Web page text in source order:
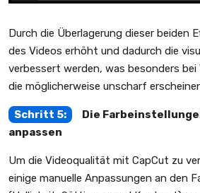
Durch die Überlagerung dieser beiden
des Videos erhöht und dadurch die
verbessert werden, was besonders
die möglicherweise unscharf
Schritt 5:
Die
anpassen
Um die Videoqualität mit CapCut zu
einige manuelle Anpassungen an den